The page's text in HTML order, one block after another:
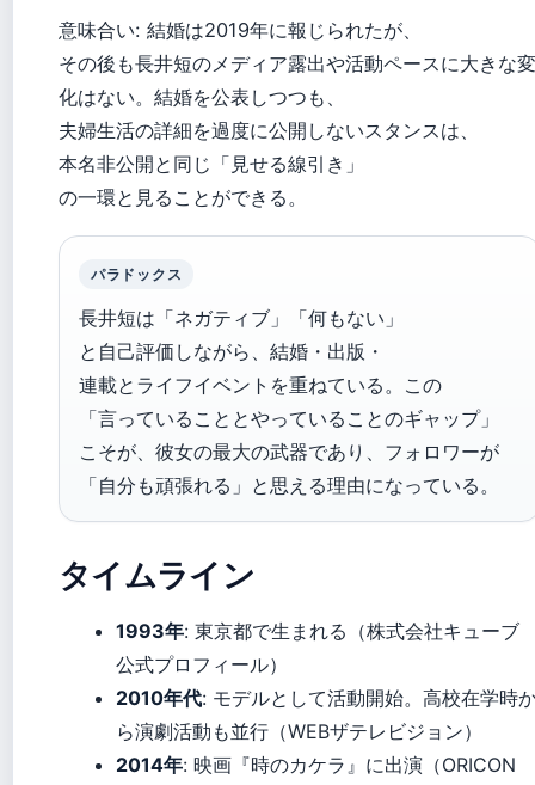
意味合い: 結婚は2019年に報じられたが、
その後も長井短のメディア露出や活動ペースに大きな変
化はない。結婚を公表しつつも、
夫婦生活の詳細を過度に公開しないスタンスは、
本名非公開と同じ「見せる線引き」
の一環と見ることができる。
パラドックス
長井短は「ネガティブ」「何もない」
と自己評価しながら、結婚・出版・
連載とライフイベントを重ねている。この
「言っていることとやっていることのギャップ」
こそが、彼女の最大の武器であり、フォロワーが
「自分も頑張れる」と思える理由になっている。
タイムライン
1993年: 東京都で生まれる（株式会社キューブ
公式プロフィール）
2010年代: モデルとして活動開始。高校在学時
ら演劇活動も並行（WEBザテレビジョン）
2014年: 映画『時のカケラ』に出演（ORICON